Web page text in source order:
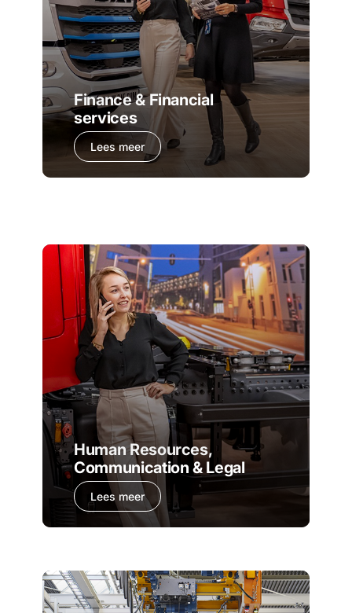
Finance & Financial
services
Lees meer
Human Resources,
Communication & Legal
Lees meer